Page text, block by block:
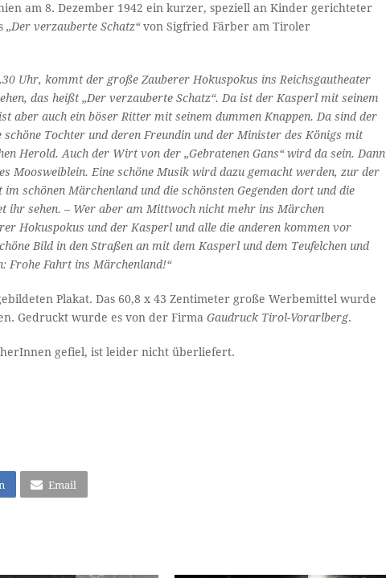
am 8. Dezember 1942 ein kurzer, speziell an Kinder gerichteter
„Der verzauberte Schatz“von Sigfried Färber am Tiroler
Uhr, kommt der große Zauberer Hokuspokus ins Reichsgautheater
das heißt „Der verzauberte Schatz“. Da ist der Kasperl mit seinem
aber auch ein böser Ritter mit seinem dummen Knappen. Da sind der
schöne Tochter und deren Freundin und der Minister des Königs mit
Herold. Auch der Wirt von der „Gebratenen Gans“ wird da sein. Dann
Moosweiblein. Eine schöne Musik wird dazu gemacht werden, zur der
schönen Märchenland und die schönsten Gegenden dort und die
ihr sehen. – Wer aber am Mittwoch nicht mehr ins Märchen
Hokuspokus und der Kasperl und alle die anderen kommen vor
Bild in den Straßen an mit dem Kasperl und dem Teufelchen und
Frohe Fahrt ins Märchenland!“
Plakat. Das 60,8 x 43 Zentimeter große Werbemittel wurde
Gedruckt wurde es von der FirmaGaudruck Tirol-Vorarlberg.
gefiel, ist leider nicht überliefert.
Email